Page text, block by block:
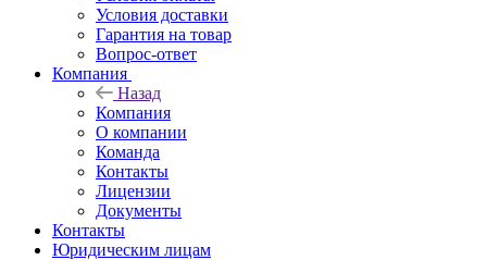
Условия доставки
Гарантия на товар
Вопрос-ответ
Компания
Назад
Компания
О компании
Команда
Контакты
Лицензии
Документы
Контакты
Юридическим лицам